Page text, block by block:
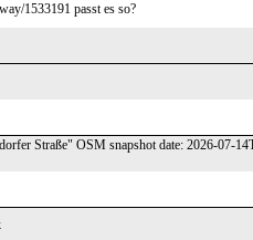
1533191 passt es so?
Straße" OSM snapshot date: 2026-07-